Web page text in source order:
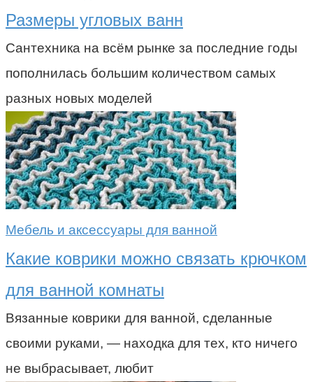
Размеры угловых ванн
Сантехника на всём рынке за последние годы
пополнилась большим количеством самых
разных новых моделей
Мебель и аксессуары для ванной
Какие коврики можно связать крючком
для ванной комнаты
Вязанные коврики для ванной, сделанные
своими руками, — находка для тех, кто ничего
не выбрасывает, любит